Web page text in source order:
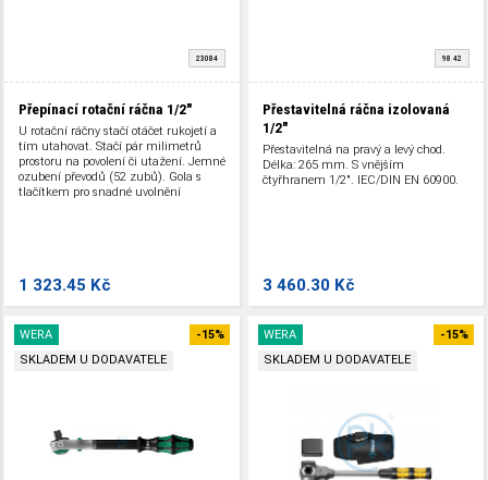
23084
Přepínací rotační ráčna 1/2"
U rotační ráčny stačí otáčet rukojetí a
tím utahovat. Stačí pár milimetrů
prostoru na povolení či utažení. Jemné
ozubení převodů (52 zubů). Gola s
tlačítkem pro snadné uvolnění
1 323.45 Kč
98 42
Přestavitelná ráčna izolovaná
1/2"
Přestavitelná na pravý a levý chod.
Délka: 265 mm. S vnějším
čtyřhranem 1/2". IEC/DIN EN 60900.
3 460.30 Kč
WERA
SKLADEM U DODAVATELE
-15%
WERA
SKLADEM U DODAVATELE
-15%